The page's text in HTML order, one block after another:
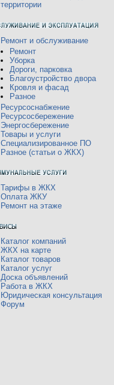
территории
Ремонт и обслуживание
Ремонт
Уборка
Дороги, парковка
Благоустройство двора
Кровля и фасад
Разное
Ресурсоснабжение
Ресурсосбережение
Энергосбережение
Товары и услуги
Специализированное ПО
Разное (статьи о ЖКХ)
Тарифы в ЖКХ
Оплата ЖКУ
Ремонт на этаже
Каталог компаний
ЖКХ на карте
Каталог товаров
Каталог услуг
Доска объявлений
Работа в ЖКХ
Юридическая консультация
Форум